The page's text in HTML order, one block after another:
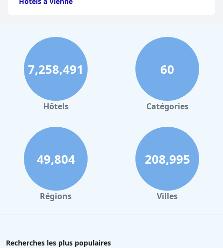
Hôtels à Perpignan
Hôtels au Grand-Bornand
Hôtels à Strasbourg
Hôtels à Valence
Hôtels à Gerardmer
Hôtels à Saint-Martin-de-Re
Hôtels à Troyes
Hôtels à Bruges
Hôtels à Bali
Hôtels à Las Vegas
7,258,491
Hôtels
60
Catégories
49,804
Régions
208,995
Villes
Recherches les plus populaires